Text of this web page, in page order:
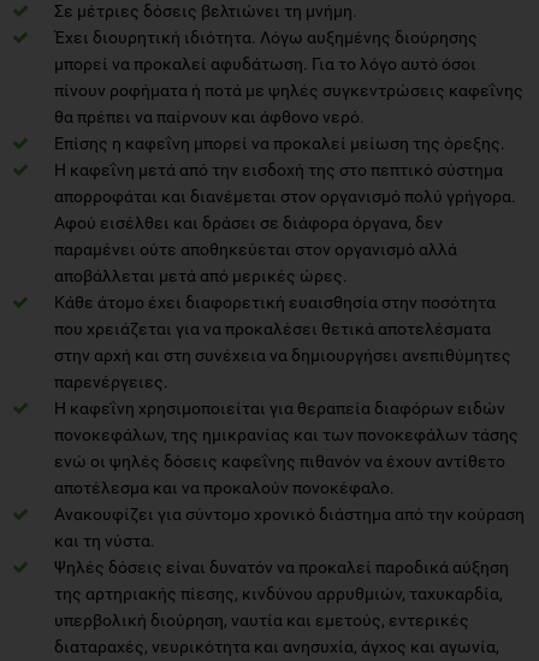
Σε μέτριες δόσεις βελτιώνει τη μνήμη.
Έχει διουρητική ιδιότητα. Λόγω αυξημένης διούρησης
μπορεί να προκαλεί αφυδάτωση. Για το λόγο αυτό όσοι
πίνουν ροφήματα ή ποτά με ψηλές συγκεντρώσεις καφεΐνης
θα πρέπει να παίρνουν και άφθονο νερό.
Επίσης η καφεΐνη μπορεί να προκαλεί μείωση της όρεξης.
Η καφεΐνη μετά από την εισδοχή της στο πεπτικό σύστημα
απορροφάται και διανέμεται στον οργανισμό πολύ γρήγορα.
Αφού εισέλθει και δράσει σε διάφορα όργανα, δεν
παραμένει ούτε αποθηκεύεται στον οργανισμό αλλά
αποβάλλεται μετά από μερικές ώρες.
Κάθε άτομο έχει διαφορετική ευαισθησία στην ποσότητα
που χρειάζεται για να προκαλέσει θετικά αποτελέσματα
στην αρχή και στη συνέχεια να δημιουργήσει ανεπιθύμητες
παρενέργειες.
Η καφεΐνη χρησιμοποιείται για θεραπεία διαφόρων ειδών
πονοκεφάλων, της ημικρανίας και των πονοκεφάλων τάσης
ενώ οι ψηλές δόσεις καφεΐνης πιθανόν να έχουν αντίθετο
αποτέλεσμα και να προκαλούν πονοκέφαλο.
Ανακουφίζει για σύντομο χρονικό διάστημα από την κούραση
και τη νύστα.
Ψηλές δόσεις είναι δυνατόν να προκαλεί παροδικά αύξηση
της αρτηριακής πίεσης, κινδύνου αρρυθμιών, ταχυκαρδία,
υπερβολική διούρηση, ναυτία και εμετούς, εντερικές
διαταραχές, νευρικότητα και ανησυχία, άγχος και αγωνία,